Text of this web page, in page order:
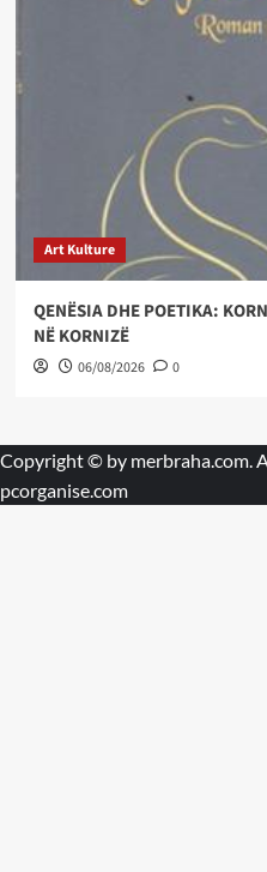
Art Kulture
QENËSIA DHE POETIKA:
NË KORNIZË
06/08/2026 0
Copyright © by merbraha.com.
pcorganise.com